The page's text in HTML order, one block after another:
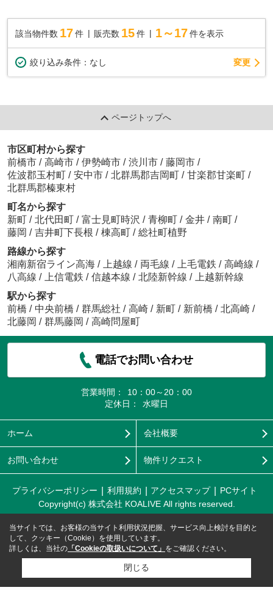
該当物件数 17件 販売数 15 件 1～17 件を表示
絞り込み条件： なし 変更
ページトップへ
市区町村から探す
前橋市 / 高崎市 / 伊勢崎市 / 渋川市 / 藤岡市 /
佐波郡玉村町 / 安中市 / 北群馬郡吉岡町 / 甘楽郡甘楽町 /
北群馬郡榛東村
町名から探す
新町 / 北代田町 / 富士見町時沢 / 青柳町 / 金井 / 南町 /
藤岡 / 吉井町下長根 / 棟高町 / 総社町植野
路線から探す
湘南新宿ライン高海 / 上越線 / 両毛線 / 上毛電鉄 / 高崎線 /
八高線 / 上信電鉄 / 信越本線 / 北陸新幹線 /
上越新幹線
駅から探す
前橋 / 中央前橋 / 群馬総社 / 高崎 / 新町 / 新前橋 / 北高崎 /
北藤岡 / 群馬藤岡 / 高崎問屋町
電話でお問い合わせ
営業時間：
10：00～20：00
定休日：
水曜日
ホーム 会社概要
お問い合わせ 物件リクエスト
プライバシーポリシー 利用規約 アクセスマップ
PCサイト
Copyright(c) 株式会社 KOALIVE All rights reserved.
当サイトでは、お客様の当サイト利用状況把握、サービス向上検討を目的と
して、クッキー（Cookie）を使用しています。
詳しくは、当社の 「Cookieの取扱いについて」 をご確認ください。
閉じる